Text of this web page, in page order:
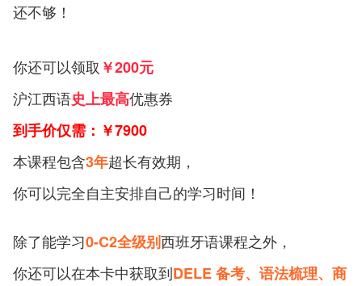
还不够！
你还可以领取 ￥200元
沪江西语史上最高优惠券
到手价仅需：￥7900
本课程包含3年超长有效期，
你可以完全自主安排自己的学习时间！
除了能学习0-C2全级别西班牙语课程之外，
你还可以在本卡中获取到DELE 备考、语法梳理、商